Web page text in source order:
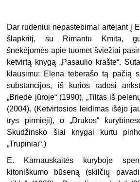
Dar rudeniui nepastebimai artėjant į
šlapkritį, su Rimantu Kmita,
šnekėjomės apie tuomet šviežiai
ketvirtą knygą „Pasaulio krašte“.
klausimu: Elena teberašo tą pačią
substancijos, iš kurios radosi
„Briedė jūroje“ (1990), „Tiltas iš
(2004). (Ketvirtosios leidimas išėjo
trys pirmieji), o „Drukos“
Skudžinsko šiai knygai kurtu
„Trupiniai“.)
E. Karnauskaitės kūryboje
kitoniškumo būseną (skilčių